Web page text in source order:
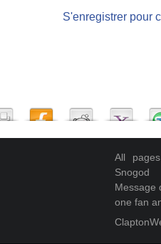
S'enregistrer pour
All
Snogod
Message
one fan